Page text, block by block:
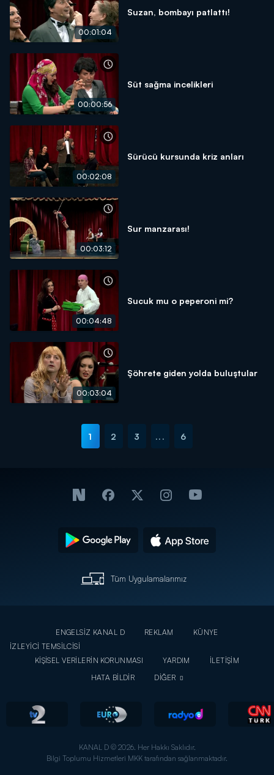
00:01:04
Suzan, bombayı patlattı!
00:00:56
Süt sağma incelikleri
00:02:08
Sürücü kursunda kriz anları
00:03:12
Sur manzarası!
00:04:48
Sucuk mu o peperoni mi?
00:03:04
Şöhrete giden yolda buluştular
1 2 3 ... 6
Tüm Uygulamalarımız
ENGELSİZ KANAL D REKLAM
KÜNYE
İZLEYİCİ TEMSİLCİSİ
KİŞİSEL VERİLERİN KORUNMASI
YARDIM
İLETİŞİM
HATA BİLDİR
DİĞER
KANAL D © 2026. Her Hakkı Saklıdır.
Bilgi Toplumu Hizmetleri MKK tarafından sağlanmaktadır.